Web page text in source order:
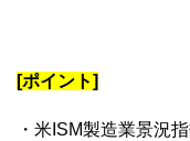
[ポイント]
・米ISM製造業景況